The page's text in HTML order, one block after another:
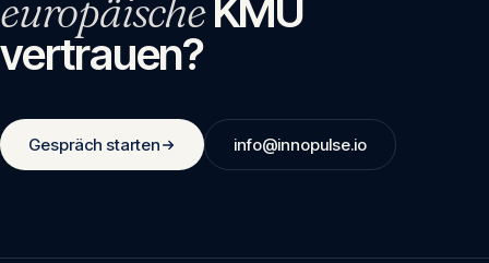
europäischeKMU
vertrauen?
Gespräch starten info@innopulse.io